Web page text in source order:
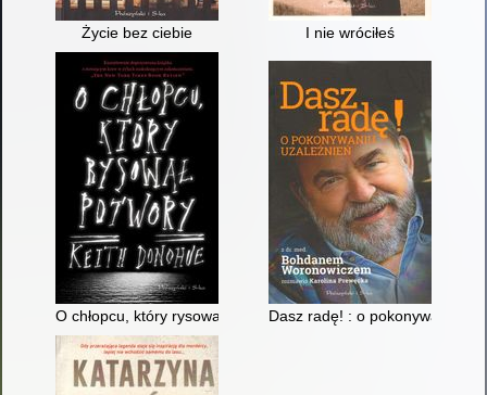
Życie bez ciebie I nie wróciłeś
O chłopcu, który rysował potworyDasz radę! : o pokonywaniu